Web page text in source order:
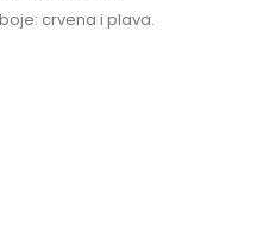
crvena i plava.